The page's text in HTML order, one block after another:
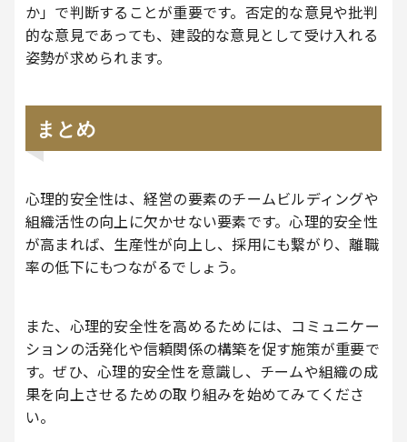
か」で判断することが重要です。否定的な意見や批判
的な意見であっても、建設的な意見として受け入れる
姿勢が求められます。
まとめ
心理的安全性は、経営の要素のチームビルディングや
組織活性の向上に欠かせない要素です。心理的安全性
が高まれば、生産性が向上し、採用にも繋がり、離職
率の低下にもつながるでしょう。
また、心理的安全性を高めるためには、コミュニケー
ションの活発化や信頼関係の構築を促す施策が重要で
す。ぜひ、心理的安全性を意識し、チームや組織の成
果を向上させるための取り組みを始めてみてくださ
い。